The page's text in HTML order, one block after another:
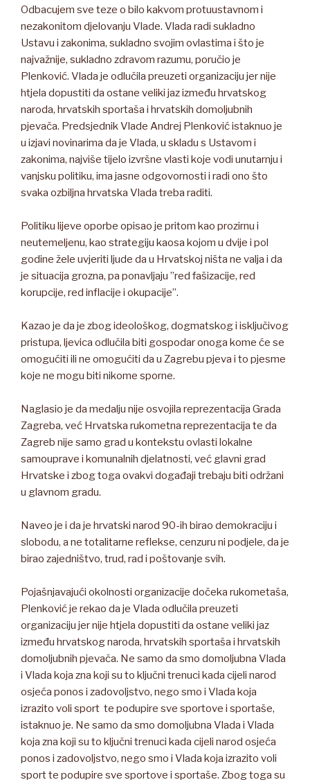
Odbacujem sve teze o bilo kakvom protuustavnom i
nezakonitom djelovanju Vlade. Vlada radi sukladno
Ustavu i zakonima, sukladno svojim ovlastima i što je
najvažnije, sukladno zdravom razumu, poručio je
Plenković. Vlada je odlučila preuzeti organizaciju jer nije
htjela dopustiti da ostane veliki jaz između hrvatskog
naroda, hrvatskih sportaša i hrvatskih domoljubnih
pjevača. Predsjednik Vlade Andrej Plenković istaknuo je
u izjavi novinarima da je Vlada, u skladu s Ustavom i
zakonima, najviše tijelo izvršne vlasti koje vodi unutarnju i
vanjsku politiku, ima jasne odgovornosti i radi ono što
svaka ozbiljna hrvatska Vlada treba raditi.
Politiku lijeve oporbe opisao je pritom kao prozirnu i
neutemeljenu, kao strategiju kaosa kojom u dvije i pol
godine žele uvjeriti ljude da u Hrvatskoj ništa ne valja i da
je situacija grozna, pa ponavljaju ”red fašizacije, red
korupcije, red inflacije i okupacije”.
Kazao je da je zbog ideološkog, dogmatskog i isključivog
pristupa, ljevica odlučila biti gospodar onoga kome će se
omogućiti ili ne omogućiti da u Zagrebu pjeva i to pjesme
koje ne mogu biti nikome sporne.
Naglasio je da medalju nije osvojila reprezentacija Grada
Zagreba, već Hrvatska rukometna reprezentacija te da
Zagreb nije samo grad u kontekstu ovlasti lokalne
samouprave i komunalnih djelatnosti, već glavni grad
Hrvatske i zbog toga ovakvi događaji trebaju biti održani
u glavnom gradu.
Naveo je i da je hrvatski narod 90-ih birao demokraciju i
slobodu, a ne totalitarne reflekse, cenzuru ni podjele, da je
birao zajedništvo, trud, rad i poštovanje svih.
Pojašnjavajući okolnosti organizacije dočeka rukometaša,
Plenković je rekao da je Vlada odlučila preuzeti
organizaciju jer nije htjela dopustiti da ostane veliki jaz
između hrvatskog naroda, hrvatskih sportaša i hrvatskih
domoljubnih pjevača. Ne samo da smo domoljubna Vlada
i Vlada koja zna koji su to ključni trenuci kada cijeli narod
osjeća ponos i zadovoljstvo, nego smo i Vlada koja
izrazito voli sport te podupire sve sportove i sportaše,
istaknuo je. Ne samo da smo domoljubna Vlada i Vlada
koja zna koji su to ključni trenuci kada cijeli narod osjeća
ponos i zadovoljstvo, nego smo i Vlada koja izrazito voli
sport te podupire sve sportove i sportaše. Zbog toga su